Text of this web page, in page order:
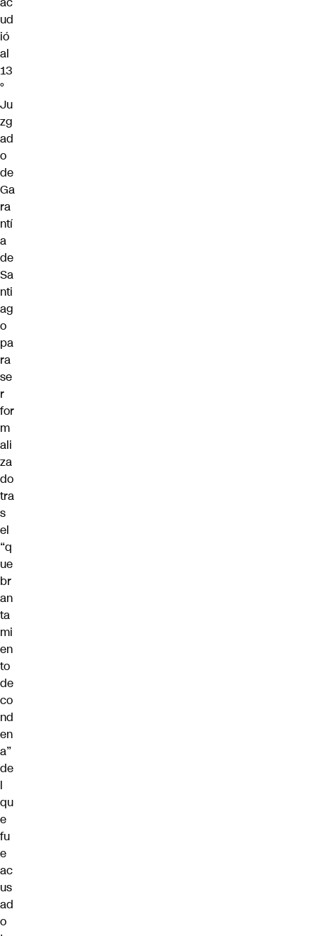
ud
ió
al
13
°
Ju
zg
ad
o
de
Ga
ra
ntí
a
de
Sa
nti
ag
o
pa
ra
se
r
for
m
ali
za
do
tra
s
el
“q
ue
br
an
ta
mi
en
to
de
co
nd
en
a”
de
l
qu
e
fu
e
ac
us
ad
o